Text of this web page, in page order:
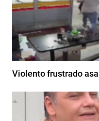
Violento frustrado